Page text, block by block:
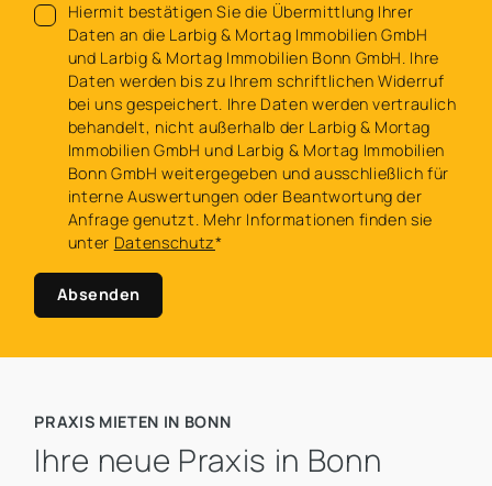
Hiermit bestätigen Sie die Übermittlung Ihrer
Daten an die Larbig & Mortag Immobilien GmbH
und Larbig & Mortag Immobilien Bonn GmbH. Ihre
Daten werden bis zu Ihrem schriftlichen Widerruf
bei uns gespeichert. Ihre Daten werden vertraulich
behandelt, nicht außerhalb der Larbig & Mortag
Immobilien GmbH und Larbig & Mortag Immobilien
Bonn GmbH weitergegeben und ausschließlich für
interne Auswertungen oder Beantwortung der
Anfrage genutzt. Mehr Informationen finden sie
unter Datenschutz*
Absenden
PRAXIS MIETEN IN BONN
Ihre neue Praxis in Bonn